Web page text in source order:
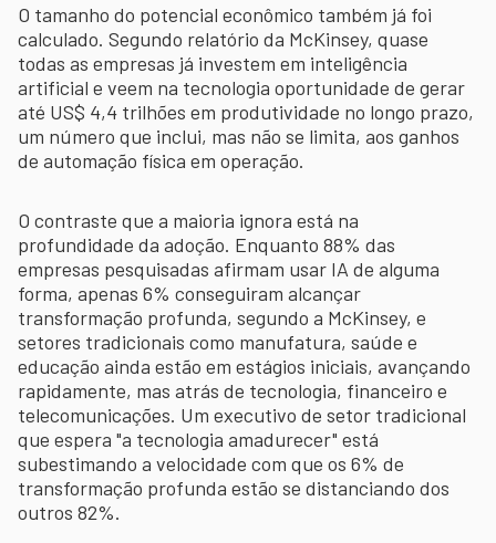
O tamanho do potencial econômico também já foi
calculado. Segundo relatório da McKinsey, quase
todas as empresas já investem em inteligência
artificial e veem na tecnologia oportunidade de gerar
até US$ 4,4 trilhões em produtividade no longo prazo,
um número que inclui, mas não se limita, aos ganhos
de automação física em operação.
O contraste que a maioria ignora está na
profundidade da adoção. Enquanto 88% das
empresas pesquisadas afirmam usar IA de alguma
forma, apenas 6% conseguiram alcançar
transformação profunda, segundo a McKinsey, e
setores tradicionais como manufatura, saúde e
educação ainda estão em estágios iniciais, avançando
rapidamente, mas atrás de tecnologia, financeiro e
telecomunicações. Um executivo de setor tradicional
que espera "a tecnologia amadurecer" está
subestimando a velocidade com que os 6% de
transformação profunda estão se distanciando dos
outros 82%.